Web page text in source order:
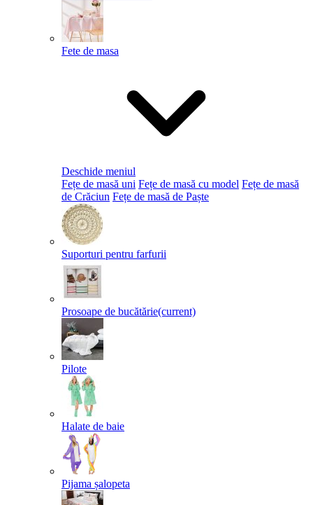
Fete de masa
Deschide meniul
Fețe de masă uni Fețe de masă cu model Fețe de masă
de Crăciun Fețe de masă de Paște​
Suporturi pentru farfurii
Prosoape de bucătărie(current)
Pilote
Halate de baie
Pijama șalopeta